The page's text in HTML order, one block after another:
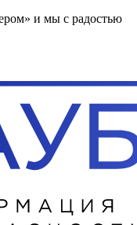
и мы с радостью